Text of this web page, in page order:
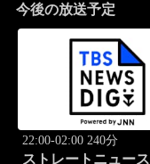
今後の放送予定
22:00-02:00 240分
ストレートニュース